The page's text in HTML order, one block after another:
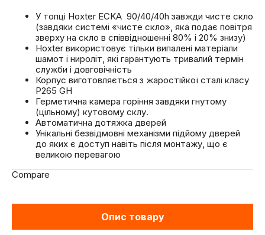
У топці Hoxter ECKA 90/40/40h завжди чисте скло
(завдяки системі «чисте скло», яка подає повітря
зверху на скло в співвідношенні 80% і 20% знизу)
Hoxter використовує тільки випалені матеріали
шамот і нироліт, які гарантують тривалий термін
служби і довговічність
Корпус виготовляється з жаростійкої сталі класу
P265 GH
Герметична камера горіння завдяки гнутому
(цільному) кутовому склу.
Автоматична дотяжка дверей
Унікальні безвідмовні механізми підйому дверей
до яких є доступ навіть після монтажу, що є
великою перевагою
Compare
Опис товару